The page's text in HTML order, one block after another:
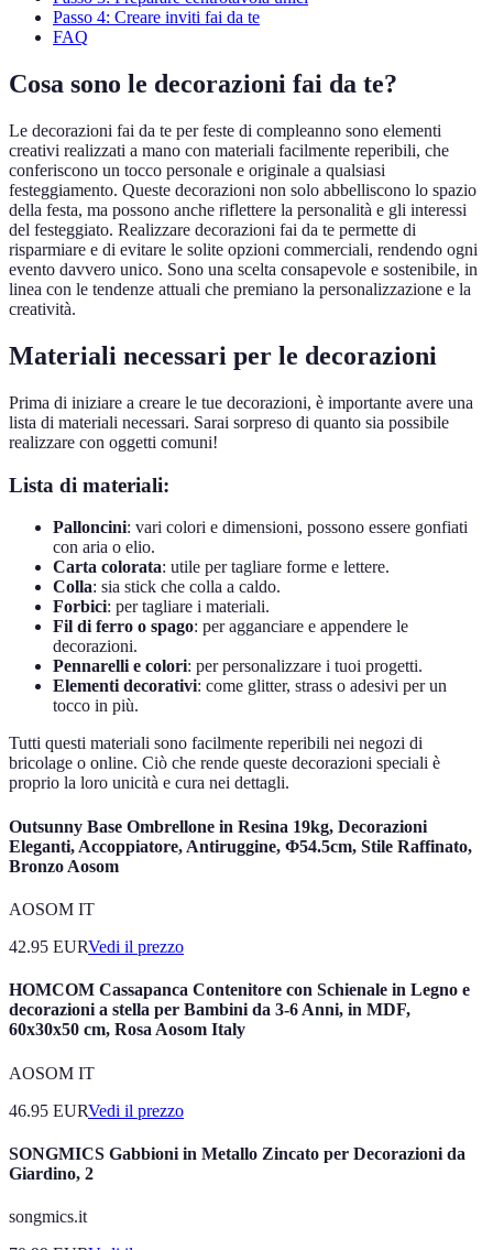
Passo 4: Creare inviti fai da te
FAQ
Cosa sono le decorazioni fai da te?
Le decorazioni fai da te per feste di compleanno sono elementi
creativi realizzati a mano con materiali facilmente reperibili, che
conferiscono un tocco personale e originale a qualsiasi
festeggiamento. Queste decorazioni non solo abbelliscono lo spazio
della festa, ma possono anche riflettere la personalità e gli interessi
del festeggiato. Realizzare decorazioni fai da te permette di
risparmiare e di evitare le solite opzioni commerciali, rendendo ogni
evento davvero unico. Sono una scelta consapevole e sostenibile, in
linea con le tendenze attuali che premiano la personalizzazione e la
creatività.
Materiali necessari per le decorazioni
Prima di iniziare a creare le tue decorazioni, è importante avere una
lista di materiali necessari. Sarai sorpreso di quanto sia possibile
realizzare con oggetti comuni!
Lista di materiali:
Palloncini: vari colori e dimensioni, possono essere gonfiati
con aria o elio.
Carta colorata: utile per tagliare forme e lettere.
Colla: sia stick che colla a caldo.
Forbici: per tagliare i materiali.
Fil di ferro o spago: per agganciare e appendere le
decorazioni.
Pennarelli e colori: per personalizzare i tuoi progetti.
Elementi decorativi: come glitter, strass o adesivi per un
tocco in più.
Tutti questi materiali sono facilmente reperibili nei negozi di
bricolage o online. Ciò che rende queste decorazioni speciali è
proprio la loro unicità e cura nei dettagli.
Outsunny Base Ombrellone in Resina 19kg, Decorazioni
Eleganti, Accoppiatore, Antiruggine, Φ54.5cm, Stile Raffinato,
Bronzo Aosom
AOSOM IT
42.95 EURVedi il prezzo
HOMCOM Cassapanca Contenitore con Schienale in Legno e
decorazioni a stella per Bambini da 3-6 Anni, in MDF,
60x30x50 cm, Rosa Aosom Italy
AOSOM IT
46.95 EURVedi il prezzo
SONGMICS Gabbioni in Metallo Zincato per Decorazioni da
Giardino, 2
songmics.it